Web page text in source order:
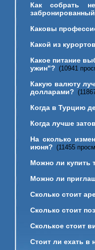
Как собрать
Каковы
Какой из
Какое питание
ужин"? (10941
Какую валюту
долларами?
Когда в Турцию
Когда лучше
На сколько
июня? (11455
Можно ли купить
Можно ли
Сколько стоит
Сколько стоит
Сколькое стоит
Стоит ли ехать в